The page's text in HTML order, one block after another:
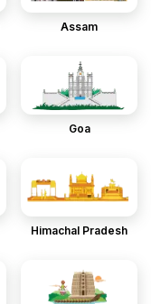
Assam
Goa
Himachal Pradesh